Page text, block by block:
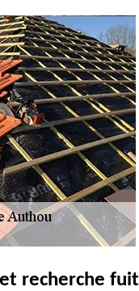
recherche